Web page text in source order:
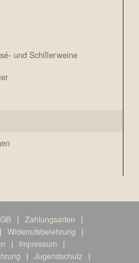
und Schillerweine
Zah­lungs­ar­ten
Wider­rufs­be­leh­rung
Impres­sum
Jugend­schutz